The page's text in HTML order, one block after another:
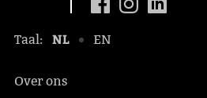
Taal: NL EN
Over ons